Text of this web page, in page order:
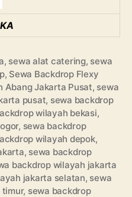
, sewa alat catering, sewa
, Sewa Backdrop Flexy
Abang Jakarta Pusat, sewa
pusat, sewa backdrop
wilayah bekasi,
, sewa backdrop
wilayah depok,
, sewa backdrop
backdrop wilayah jakarta
jakarta selatan, sewa
timur, sewa backdrop